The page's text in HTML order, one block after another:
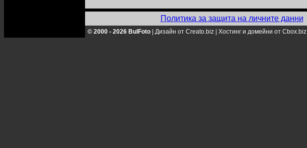
Политика за защита на личните данни
© 2000 - 2026 BulFoto Дизайн от Creato.biz Хостинг и домейни от Cbox.biz